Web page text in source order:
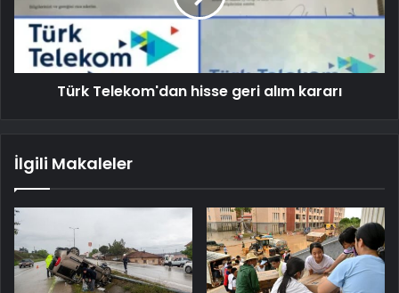
Türk Telekom'dan hisse geri alım kararı
İlgili Makaleler